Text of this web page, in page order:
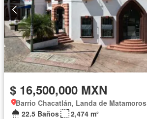
$ 16,500,000 MXN
Barrio Chacatlán, Landa de Matamoros
22.5 Baños
2,474 m²